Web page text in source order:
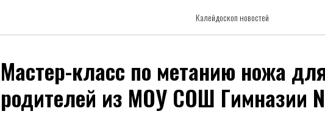
Калейдоскоп новостей
Мастер-класс по метанию ножа
родителей из МОУ СОШ Гимназии